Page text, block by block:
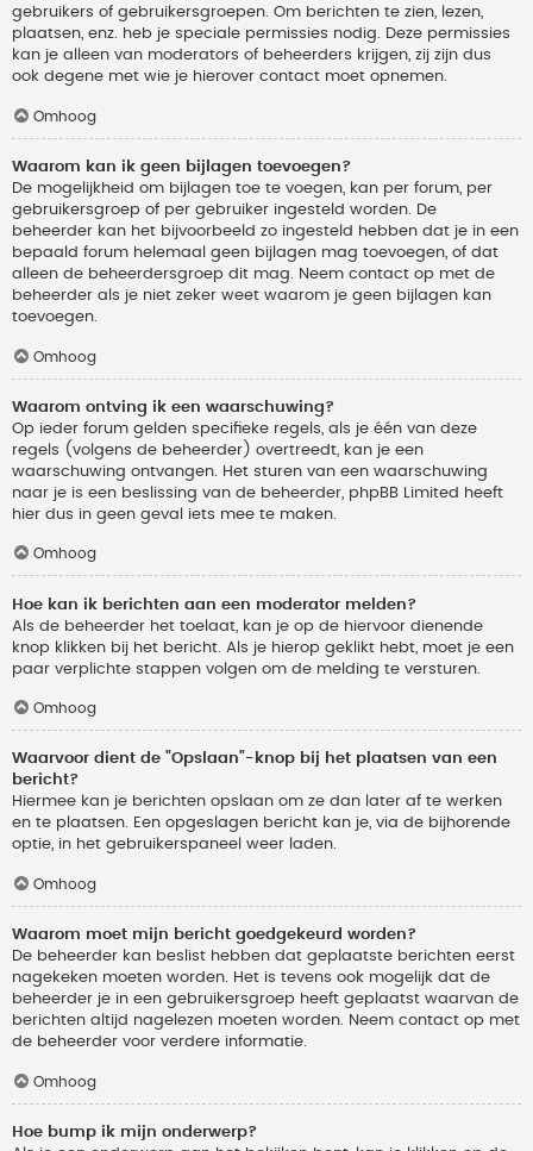
gebruikers of gebruikersgroepen. Om berichten te zien, lezen,
plaatsen, enz. heb je speciale permissies nodig. Deze permissies
kan je alleen van moderators of beheerders krijgen, zij zijn dus
ook degene met wie je hierover contact moet opnemen.
Omhoog
Waarom kan ik geen bijlagen toevoegen?
De mogelijkheid om bijlagen toe te voegen, kan per forum, per
gebruikersgroep of per gebruiker ingesteld worden. De
beheerder kan het bijvoorbeeld zo ingesteld hebben dat je in een
bepaald forum helemaal geen bijlagen mag toevoegen, of dat
alleen de beheerdersgroep dit mag. Neem contact op met de
beheerder als je niet zeker weet waarom je geen bijlagen kan
toevoegen.
Omhoog
Waarom ontving ik een waarschuwing?
Op ieder forum gelden specifieke regels, als je één van deze
regels (volgens de beheerder) overtreedt, kan je een
waarschuwing ontvangen. Het sturen van een waarschuwing
naar je is een beslissing van de beheerder, phpBB Limited heeft
hier dus in geen geval iets mee te maken.
Omhoog
Hoe kan ik berichten aan een moderator melden?
Als de beheerder het toelaat, kan je op de hiervoor dienende
knop klikken bij het bericht. Als je hierop geklikt hebt, moet je een
paar verplichte stappen volgen om de melding te versturen.
Omhoog
Waarvoor dient de "Opslaan"-knop bij het plaatsen van een
bericht?
Hiermee kan je berichten opslaan om ze dan later af te werken
en te plaatsen. Een opgeslagen bericht kan je, via de bijhorende
optie, in het gebruikerspaneel weer laden.
Omhoog
Waarom moet mijn bericht goedgekeurd worden?
De beheerder kan beslist hebben dat geplaatste berichten eerst
nagekeken moeten worden. Het is tevens ook mogelijk dat de
beheerder je in een gebruikersgroep heeft geplaatst waarvan de
berichten altijd nagelezen moeten worden. Neem contact op met
de beheerder voor verdere informatie.
Omhoog
Hoe bump ik mijn onderwerp?